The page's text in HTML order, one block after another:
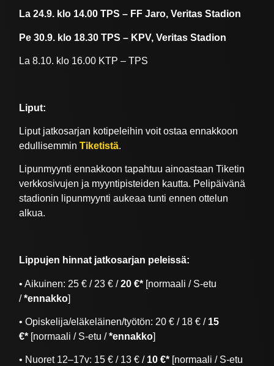
La 24.9. klo 14.00 TPS – FF Jaro, Veritas Stadion
Pe 30.9. klo 18.30 TPS – KPV, Veritas Stadion
La 8.10. klo 16.00 KTP – TPS
Liput:
Liput jatkosarjan kotipeleihin voit ostaa ennakkoon
edullisemminTiketistä.
Lipunmyynti ennakkoon tapahtuu ainoastaan Tiketin
verkkosivujen ja myyntipisteiden kautta. Pelipäivänä
stadionin lipunmyynti aukeaa tunti ennen ottelun
alkua.
Lippujen hinnat jatkosarjan peleissä:
• Aikuinen: 25 € / 23 € /20 €* [normaali / S-etu
/*ennakko]
• Opiskelija/eläkeläinen/työtön: 20 € / 18 € / 15
€* [normaali / S-etu /*ennakko]
• Nuoret 12–17v: 15 € / 13 € / 10 €* [normaali / S-etu